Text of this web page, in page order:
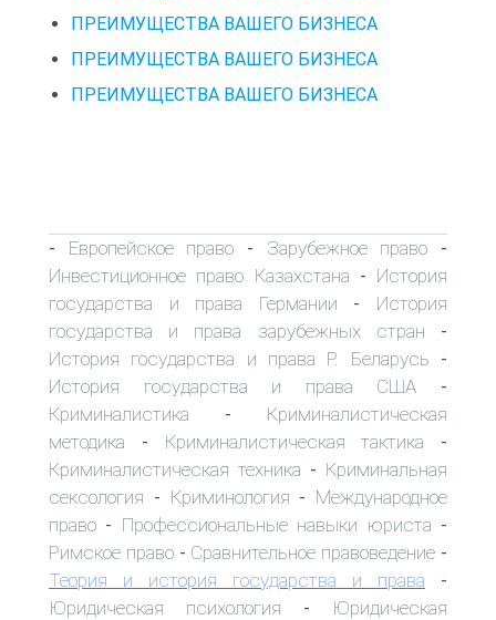
ПРЕИМУЩЕСТВА ВАШЕГО БИЗНЕСА
ПРЕИМУЩЕСТВА ВАШЕГО БИЗНЕСА
ПРЕИМУЩЕСТВА ВАШЕГО БИЗНЕСА
- Европейское право - Зарубежное право -
Инвестиционное право Казахстана - История
государства и права Германии - История
государства и права зарубежных стран -
История государства и права Р. Беларусь -
История государства и права США -
Криминалистика - Криминалистическая
методика - Криминалистическая тактика -
Криминалистическая техника - Криминальная
сексология - Криминология - Международное
право - Профессиональные навыки юриста -
Римское право- Сравнительное правоведение -
Теория и история государства и права -
Юридическая психология -
Юридическая